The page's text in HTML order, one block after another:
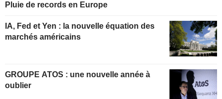
Pluie de records en Europe
IA, Fed et Yen : la nouvelle équation des
marchés américains
GROUPE ATOS : une nouvelle année à
oublier